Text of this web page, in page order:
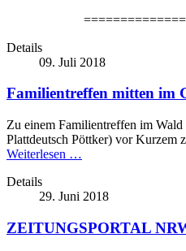
Details
09. Juli 2018
Familientreffen mitten im
Zu einem Familientreffen im
Plattdeutsch Pöttker) vor Kurzem
Weiterlesen …
Details
29. Juni 2018
ZEITUNGSPORTAL